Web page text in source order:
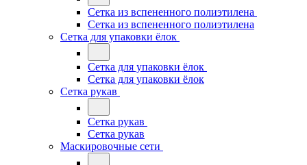
Сетка из вспененного полиэтилена
Сетка из вспененного полиэтилена
Сетка для упаковки ёлок
Сетка для упаковки ёлок
Сетка для упаковки ёлок
Сетка рукав
Сетка рукав
Сетка рукав
Маскировочные сети